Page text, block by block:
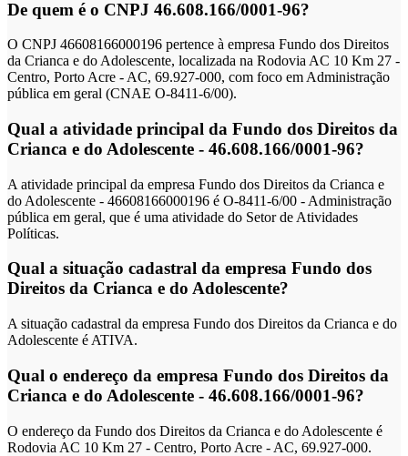
De quem é o CNPJ 46.608.166/0001-96?
O CNPJ 46608166000196 pertence à empresa Fundo dos Direitos
da Crianca e do Adolescente, localizada na Rodovia AC 10 Km 27 -
Centro, Porto Acre - AC, 69.927-000, com foco em Administração
pública em geral (CNAE O-8411-6/00).
Qual a atividade principal da Fundo dos Direitos da
Crianca e do Adolescente - 46.608.166/0001-96?
A atividade principal da empresa Fundo dos Direitos da Crianca e
do Adolescente - 46608166000196 é O-8411-6/00 - Administração
pública em geral, que é uma atividade do Setor de Atividades
Políticas.
Qual a situação cadastral da empresa Fundo dos
Direitos da Crianca e do Adolescente?
A situação cadastral da empresa Fundo dos Direitos da Crianca e do
Adolescente é ATIVA.
Qual o endereço da empresa Fundo dos Direitos da
Crianca e do Adolescente - 46.608.166/0001-96?
O endereço da Fundo dos Direitos da Crianca e do Adolescente é
Rodovia AC 10 Km 27 - Centro, Porto Acre - AC, 69.927-000.